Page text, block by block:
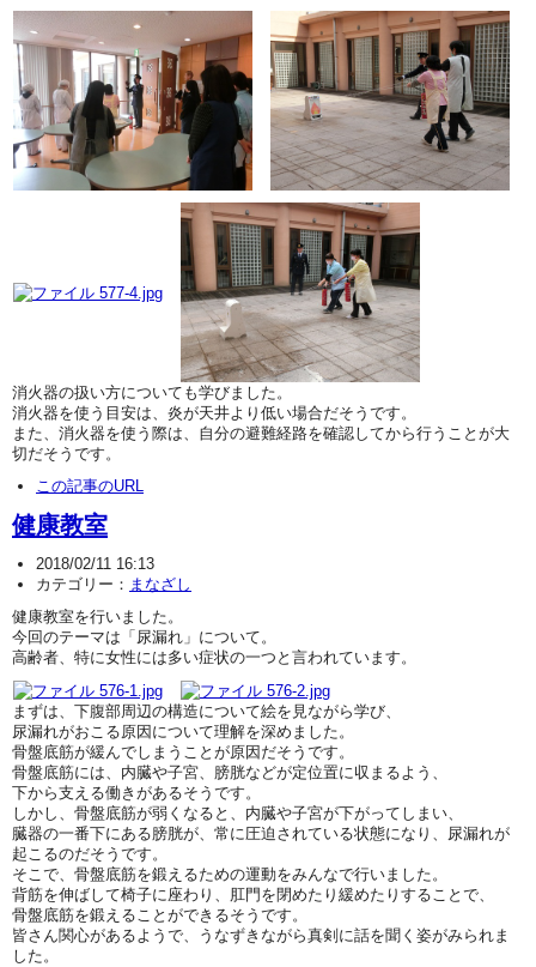
消火器の扱い方についても学びました。
消火器を使う目安は、炎が天井より低い場合だそうです。
また、消火器を使う際は、自分の避難経路を確認してから行うことが大
切だそうです。
この記事のURL
健康教室
2018/02/11 16:13
カテゴリー： まなざし
健康教室を行いました。
今回のテーマは「尿漏れ」について。
高齢者、特に女性には多い症状の一つと言われています。
まずは、下腹部周辺の構造について絵を見ながら学び、
尿漏れがおこる原因について理解を深めました。
骨盤底筋が緩んでしまうことが原因だそうです。
骨盤底筋には、内臓や子宮、膀胱などが定位置に収まるよう、
下から支える働きがあるそうです。
しかし、骨盤底筋が弱くなると、内臓や子宮が下がってしまい、
臓器の一番下にある膀胱が、常に圧迫されている状態になり、尿漏れが
起こるのだそうです。
そこで、骨盤底筋を鍛えるための運動をみんなで行いました。
背筋を伸ばして椅子に座わり、肛門を閉めたり緩めたりすることで、
骨盤底筋を鍛えることができるそうです。
皆さん関心があるようで、うなずきながら真剣に話を聞く姿がみられま
した。